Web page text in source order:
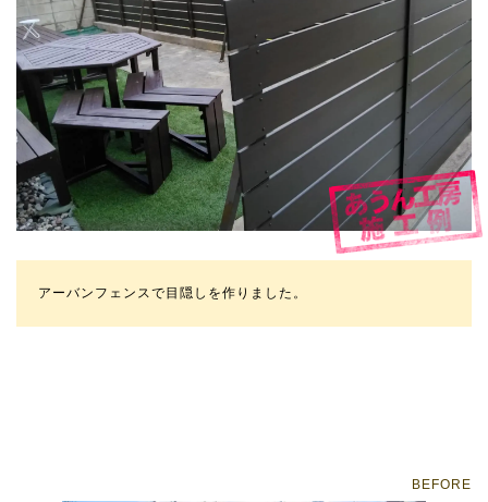
アーバンフェンスで目隠しを作りました。